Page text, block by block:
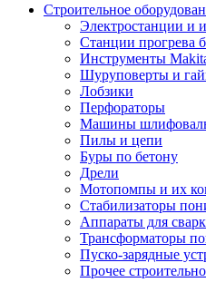
Строительное
Электростанции и
Станции прогрева
Инструменты
Шуруповерты и
Лобзики
Перфораторы
Машины
Пилы и цепи
Буры по бетону
Дрели
Мотопомпы и их
Стабилизаторы
Аппараты для
Трансформаторы
Пуско-зарядные
Прочее